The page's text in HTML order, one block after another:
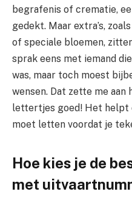
begrafenis of crematie,
gedekt. Maar extra’s,
of speciale bloemen,
sprak eens met iemand
was, maar toch moest
wensen. Dat zette me aan
lettertjes goed! Het helpt
moet letten voordat je
Hoe kies je de
met